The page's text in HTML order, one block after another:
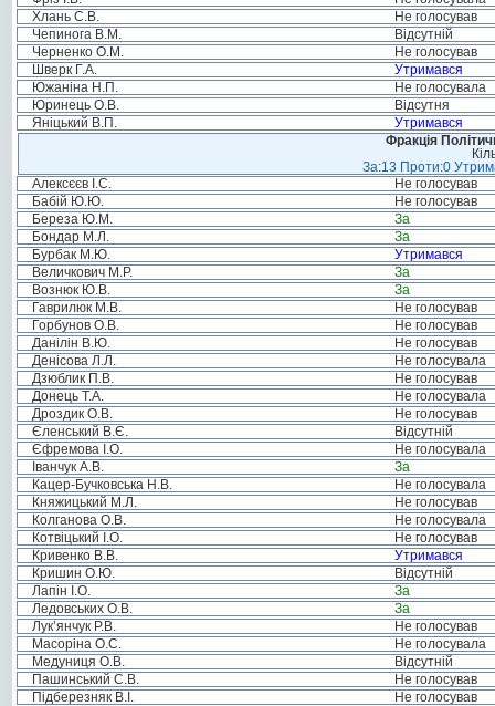
Хлань С.В.
Не голосував
Чепинога В.М.
Відсутній
Черненко О.М.
Не голосував
Шверк Г.А.
Утримався
Южаніна Н.П.
Не голосувала
Юринець О.В.
Відсутня
Яніцький В.П.
Утримався
Фракція
За:13 Проти:0
Алексєєв І.С.
Не голосував
Бабій Ю.Ю.
Не голосував
Береза Ю.М.
За
Бондар М.Л.
За
Бурбак М.Ю.
Утримався
Величкович М.Р.
За
Вознюк Ю.В.
За
Гаврилюк М.В.
Не голосував
Горбунов О.В.
Не голосував
Данілін В.Ю.
Не голосував
Денісова Л.Л.
Не голосувала
Дзюблик П.В.
Не голосував
Донець Т.А.
Не голосувала
Дроздик О.В.
Не голосував
Єленський В.Є.
Відсутній
Єфремова І.О.
Не голосувала
Іванчук А.В.
За
Кацер-Бучковська Н.В.
Не голосувала
Княжицький М.Л.
Не голосував
Колганова О.В.
Не голосувала
Котвіцький І.О.
Не голосував
Кривенко В.В.
Утримався
Кришин О.Ю.
Відсутній
Лапін І.О.
За
Ледовських О.В.
За
Лук’янчук Р.В.
Не голосував
Масоріна О.С.
Не голосувала
Медуниця О.В.
Відсутній
Пашинський С.В.
Не голосував
Підберезняк В.І.
Не голосував